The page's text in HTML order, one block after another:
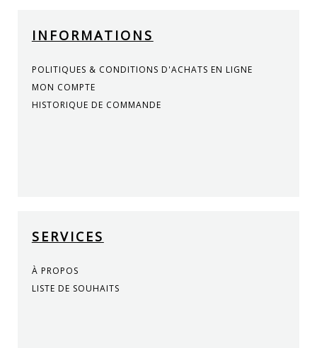
INFORMATIONS
POLITIQUES & CONDITIONS D'ACHATS EN LIGNE
MON COMPTE
HISTORIQUE DE COMMANDE
SERVICES
À PROPOS
LISTE DE SOUHAITS